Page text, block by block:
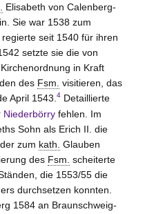
Elisabeth von Calenberg-
Sie war 1538 zum
seit 1540 für ihren
setzte sie die von
in Kraft
des Fsm. visitieren, das
April 1543. 4Detaillierte
Niederbörryfehlen. Im
Sohn als Erich II. die
zum kath. Glauben
des Fsm. scheiterte
die 1553/55 die
durchsetzen konnten.
1584 an Braunschweig-